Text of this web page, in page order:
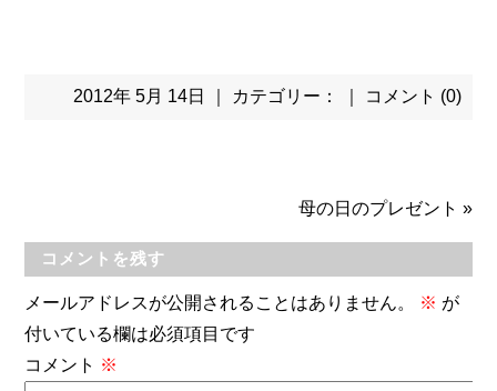
2012年 5月 14日 ｜ カテゴリー： ｜ コメント (0)
母の日のプレゼント »
コメントを残す
メールアドレスが公開されることはありません。 ※ が
付いている欄は必須項目です
コメント ※